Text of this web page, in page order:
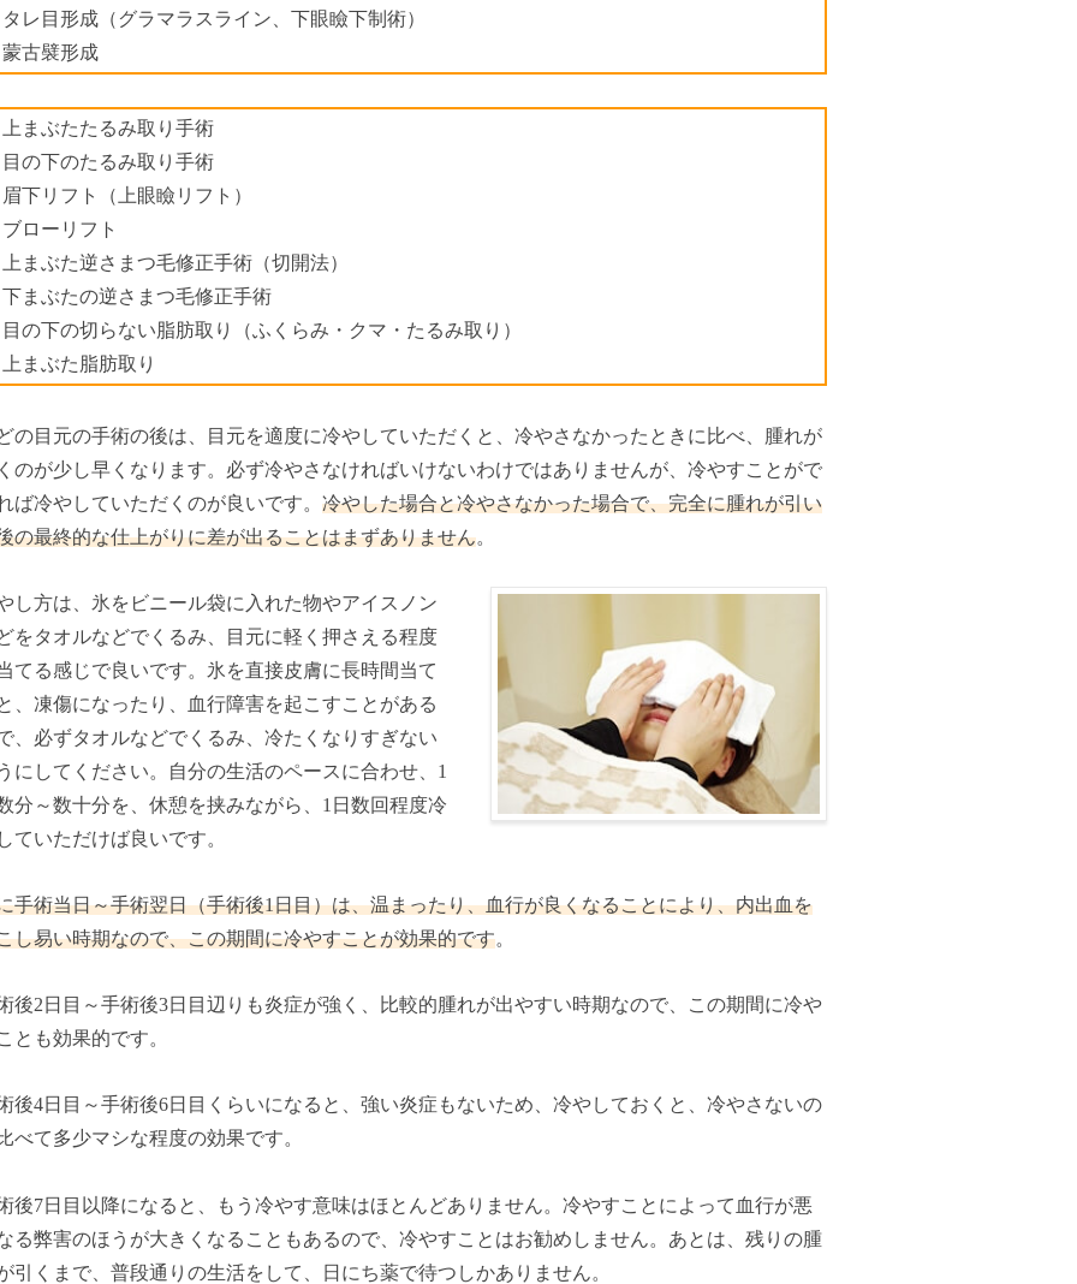
タレ目形成（グラマラスライン、下眼瞼下制術）
蒙古襞形成
上まぶたたるみ取り手術
目の下のたるみ取り手術
眉下リフト（上眼瞼リフト）
ブローリフト
上まぶた逆さまつ毛修正手術（切開法）
下まぶたの逆さまつ毛修正手術
目の下の切らない脂肪取り（ふくらみ・クマ・たるみ取り）
上まぶた脂肪取り
の目元の手術の後は、目元を適度に冷やしていただくと、冷やさなかったときに比べ、腫れが
のが少し早くなります。必ず冷やさなければいけないわけではありませんが、冷やすことがで
ば冷やしていただくのが良いです。 冷やした場合と冷やさなかった場合で、完全に腫れが引い
の最終的な仕上がりに差が出ることはまずありません。
し方は、氷をビニール袋に入れた物やアイスノン
をタオルなどでくるみ、目元に軽く押さえる程度
てる感じで良いです。氷を直接皮膚に長時間当て
、凍傷になったり、血行障害を起こすことがある
、必ずタオルなどでくるみ、冷たくなりすぎない
にしてください。自分の生活のペースに合わせ、1
分～数十分を、休憩を挟みながら、1日数回程度冷
ていただけば良いです。
手術当日～手術翌日（手術後1日目）は、温まったり、血行が良くなることにより、内出血を
し易い時期なので、この期間に冷やすことが効果的です。
後2日目～手術後3日目辺りも炎症が強く、比較的腫れが出やすい時期なので、この期間に冷や
とも効果的です。
後4日目～手術後6日目くらいになると、強い炎症もないため、冷やしておくと、冷やさないの
べて多少マシな程度の効果です。
後7日目以降になると、もう冷やす意味はほとんどありません。冷やすことによって血行が悪
る弊害のほうが大きくなることもあるので、冷やすことはお勧めしません。あとは、残りの腫
引くまで、普段通りの生活をして、日にち薬で待つしかありません。